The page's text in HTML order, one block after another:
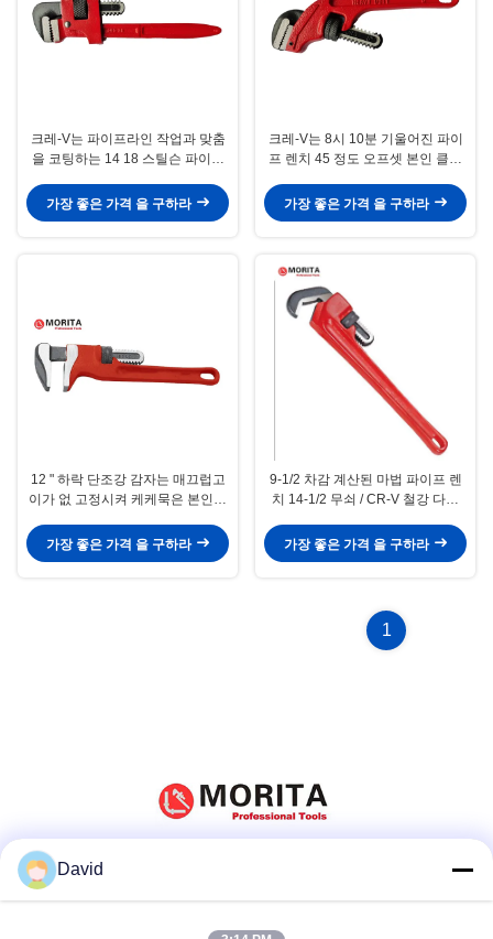
크레-V는 파이프라인 작업과 맞춤
을 코팅하는 14 18 스틸슨 파이프
가장 좋은 가격 을 구하라
크레-V는 8시 10분 기울어진 파이
프 렌치 45 정도 오프셋 본인 클램
가장 좋은 가격 을 구하라
12 " 하락 단조강 감자는 매끄럽고
이가 없 고정시켜 케케묵은 본인을
가장 좋은 가격 을 구하라
9-1/2 차감 계산된 마법 파이프 렌
치 14-1/2 무쇠 / CR-V 철강 다방
가장 좋은 가격 을 구하라
1
David